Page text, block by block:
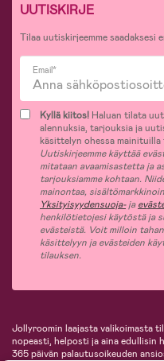
UUTISKIRJE
Tilaa uutiskirjeemme saadaksesi
Email*
Kyllä kiitos! Haluan tilata
alennuksia, tarjouksia ja
käsittelyn ohessa mainituilla
Uutiskirjeemme käyttää
mitataan avaamisastetta ja
tarjouksiamme kohtaan.
mainontaa,
Yksityisyydensuoja-ja
henkilötietojesi käytöstä ja
evästeistä. Voit milloin
käsittelyyn ja evästeiden
tilauksen.
Jollyroomin laajasta valikoimasta
nopeasti, helposti ja aina edullisin
365 päivän palautusoikeuden